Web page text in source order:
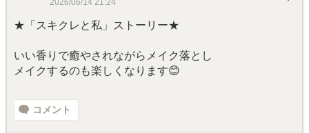
2026/06/14 21:24
★「スキクレと私」ストーリー★
いい香りで癒やされながらメイク落とし
メイクするのも楽しくなります😊
コメント